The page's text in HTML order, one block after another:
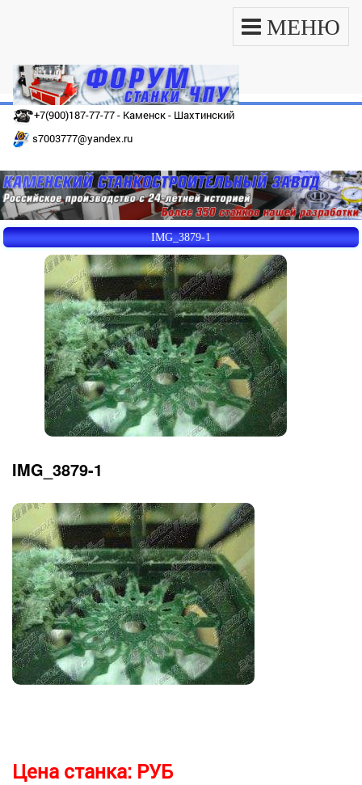
МЕНЮ
+7(900)187-77-77 - Каменск - Шахтинский
s7003777@yandex.ru
IMG_3879-1
IMG_3879-1
Цена станка: РУБ